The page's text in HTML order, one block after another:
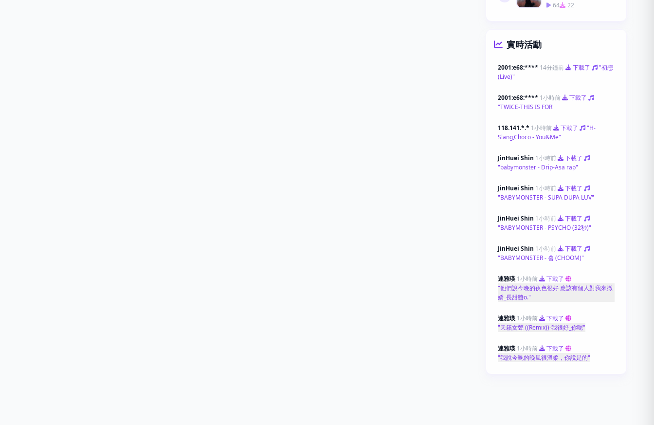
64
22
實時活動
2001:e68:**** 14分鐘前 下載了
"初戀
(Live)"
2001:e68:**** 1小時前
下載了
"TWICE-THIS IS FOR"
118.141.*.* 1小時前 下載了
"H-
Slang,Choco - You&Me"
JinHuei Shin 1小時前
下載了
"babymonster - Drip-Asa rap"
JinHuei Shin 1小時前
下載了
"BABYMONSTER - SUPA DUPA LUV"
JinHuei Shin 1小時前
下載了
"BABYMONSTER - PSYCHO (32秒)"
JinHuei Shin 1小時前
下載了
"BABYMONSTER - 춤 (CHOOM)"
連雅瑛 1小時前
下載了
"他們說今晚的夜色很好 應該有個人對我來撒
嬌_長甜醬o."
連雅瑛 1小時前
下載了
"天籟女聲 ((Remix))-我很好_你呢"
連雅瑛 1小時前
下載了
"我說今晚的晚風很溫柔，你說是的"